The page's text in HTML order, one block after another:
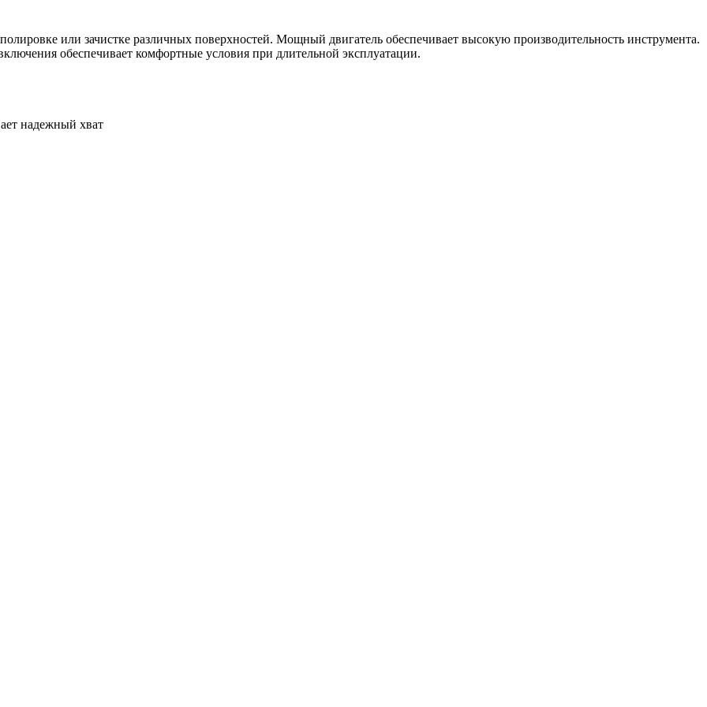
или зачистке различных поверхностей. Мощный двигатель обеспечивает высокую производительность инструмента.
обеспечивает комфортные условия при длительной эксплуатации.
надежный хват